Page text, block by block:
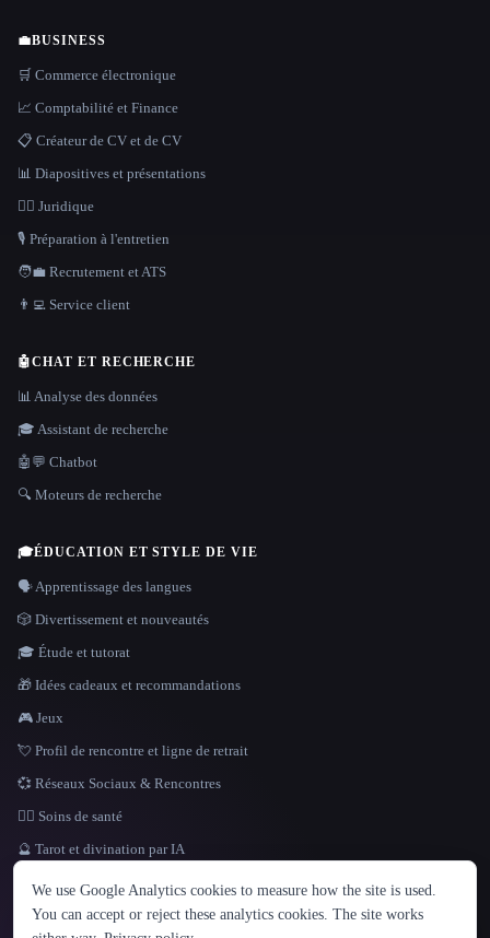
LANGUE
English español Français Русский 简体中文
Hindi
💼BUSINESS
🛒 Commerce électronique
📈 Comptabilité et Finance
📋 Créateur de CV et de CV
📊 Diapositives et présentations
👩‍⚖️ Juridique
🎙️ Préparation à l'entretien
🧑‍💼 Recrutement et ATS
👨‍💻 Service client
🤖CHAT ET RECHERCHE
📊 Analyse des données
🎓 Assistant de recherche
🤖💬 Chatbot
🔍 Moteurs de recherche
🎓ÉDUCATION ET STYLE DE VIE
🗣️ Apprentissage des langues
🎲 Divertissement et nouveautés
🎓 Étude et tutorat
🎁 Idées cadeaux et recommandations
🎮 Jeux
💘 Profil de rencontre et ligne de retrait
💞 Réseaux Sociaux & Rencontres
👩‍⚕️ Soins de santé
🔮 Tarot et divination par IA
We use Google Analytics cookies to measure how the site is used.
You can accept or reject these analytics cookies. The site works